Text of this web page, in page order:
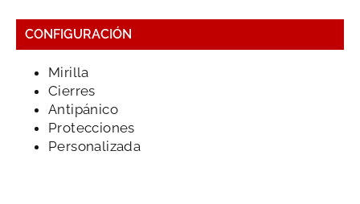
CONFIGURACIÓN
Mirilla
Cierres
Antipánico
Protecciones
Personalizada